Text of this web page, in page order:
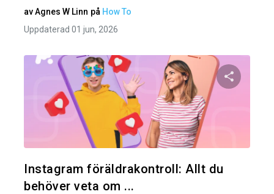
avAgnes W Linn på How To
Uppdaterad 01 jun, 2026
Instagram föräldrakontroll: Allt du
behöver veta om ...